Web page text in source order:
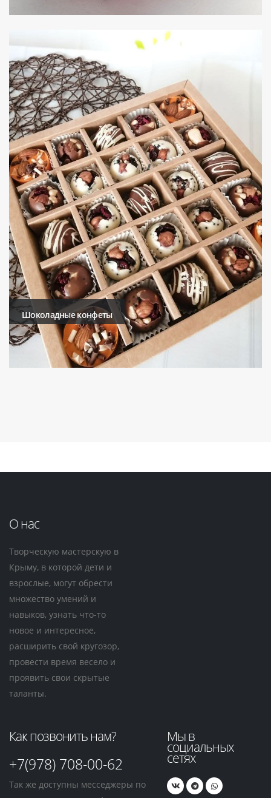
Шоколадные конфеты
О нас
Творческую мастерскую в
Крыму, в которой дети и
взрослые, могут обрести
множество умений и
навыков, узнать что-то
новое и интересное,
расширить свой кругозор,
провести время весело и
проявить свои скрытые
таланты.
Как позвонить нам?
+7(978) 708-00-62
Так же доступны месседжеры по
Мы в
социальных
сетях